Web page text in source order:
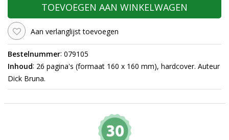
TOEVOEGEN AAN WINKELWAGEN
Aan verlanglijst toevoegen
Bestelnummer: 079105
Inhoud: 26 pagina's (formaat 160 x 160 mm), hardcover. Auteur
Dick Bruna.